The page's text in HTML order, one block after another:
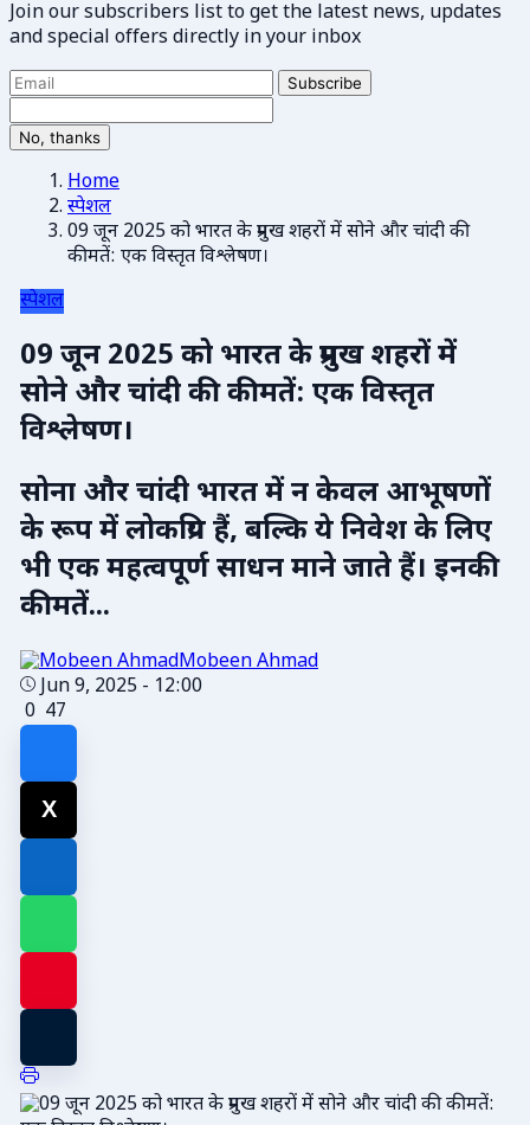
Join our subscribers list to get the latest news, updates
and special offers directly in your inbox
Subscribe
No, thanks
Home
स्पेशल
09 जून 2025 को भारत के प्रमुख शहरों में सोने और चांदी की
कीमतें: एक विस्तृत विश्लेषण।
स्पेशल
09 जून 2025 को भारत के प्रमुख शहरों में
सोने और चांदी की कीमतें: एक विस्तृत
विश्लेषण।
सोना और चांदी भारत में न केवल आभूषणों
के रूप में लोकप्रिय हैं, बल्कि ये निवेश के लिए
भी एक महत्वपूर्ण साधन माने जाते हैं। इनकी
कीमतें...
Mobeen Ahmad
Jun 9, 2025 - 12:00
0 47